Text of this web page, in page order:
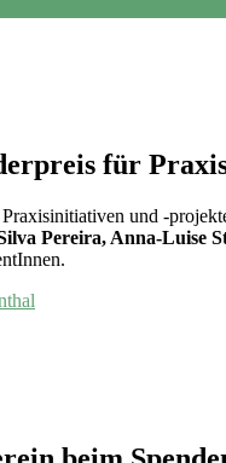
für
und -
Pereira, Anna-Luise